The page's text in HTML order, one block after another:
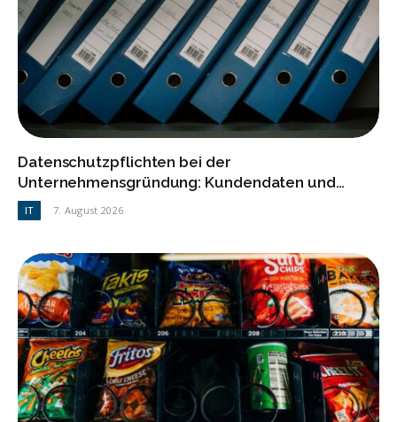
Datenschutzpflichten bei der
Unternehmensgründung: Kundendaten und
Personalakten sicher entsorgen
IT 7. August 2026